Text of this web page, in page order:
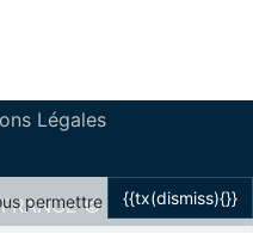
Légales
FRANCE © 2024{{tx(dismiss){}}
permettre